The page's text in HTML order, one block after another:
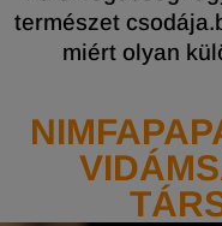
természet
miért olyan